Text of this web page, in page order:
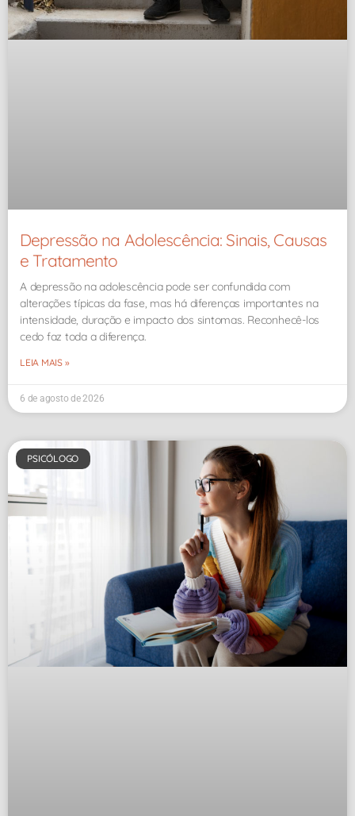
Depressão na Adolescência: Sinais, Causas
e Tratamento
A depressão na adolescência pode ser confundida com
alterações típicas da fase, mas há diferenças importantes na
intensidade, duração e impacto dos sintomas. Reconhecê-los
cedo faz toda a diferença.
LEIA MAIS »
6 de agosto de 2026
PSICÓLOGO